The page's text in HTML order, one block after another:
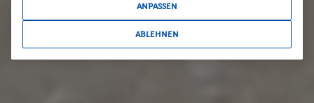
ANPASSEN
ABLEHNEN